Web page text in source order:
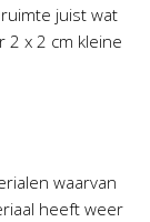
juist wat
2 x 2 cm kleine
waarvan
heeft weer